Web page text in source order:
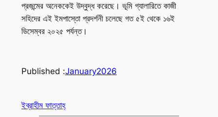
প্রজন্মের অনেককেই উদ্বুদ্ধ করেছে। ভূমি গ্যালারিতে কাজী
সহিদের এই ইমপাস্তো প্রদর্শনী চলেছে গত ৫ই থেকে ১৬ই
ডিসেম্বর ২০২৫ পর্যন্ত।
Published :January2026
ইব্রাহীম ফাত্তাহ্